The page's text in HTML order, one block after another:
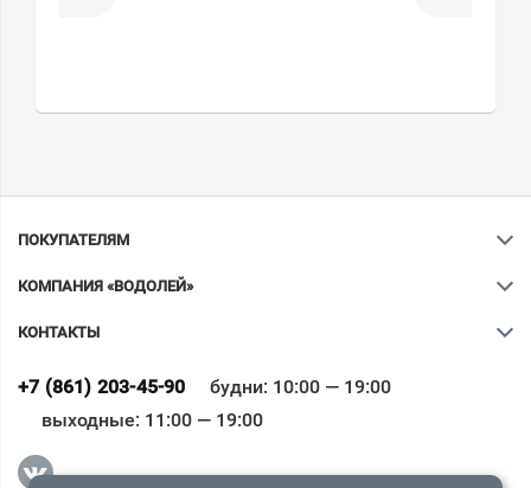
ПОКУПАТЕЛЯМ
КОМПАНИЯ «ВОДОЛЕЙ»
КОНТАКТЫ
+7 (861) 203-45-90
будни: 10:00 — 19:00
выходные: 11:00 — 19:00
Всё верно